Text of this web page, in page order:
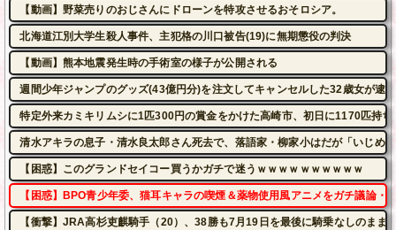
【動画】野菜売りのおじさんにドローンを特攻させるおそロシア。
北海道江別大学生殺人事件、主犯格の川口被告(19)に無期懲役の判決
【動画】熊本地震発生時の手術室の様子が公開される
週間少年ジャンプのグッズ(43億円分)を注文してキャンセルした32歳女が逮捕
特定外来カミキリムシに1匹300円の賞金をかけた高崎市、初日に1170匹持ち
清水アキラの息子・清水良太郎さん死去で、落語家・柳家小はだが「いじめ
【困惑】このグランドセイコー買うかガチで迷うｗｗｗｗｗｗｗｗｗｗ
【困惑】BPO青少年委、猫耳キャラの喫煙＆薬物使用風アニメをガチ議論・
【衝撃】JRA高杉吏麒騎手（20）、38勝も7月19日を最後に騎乗なしのまま